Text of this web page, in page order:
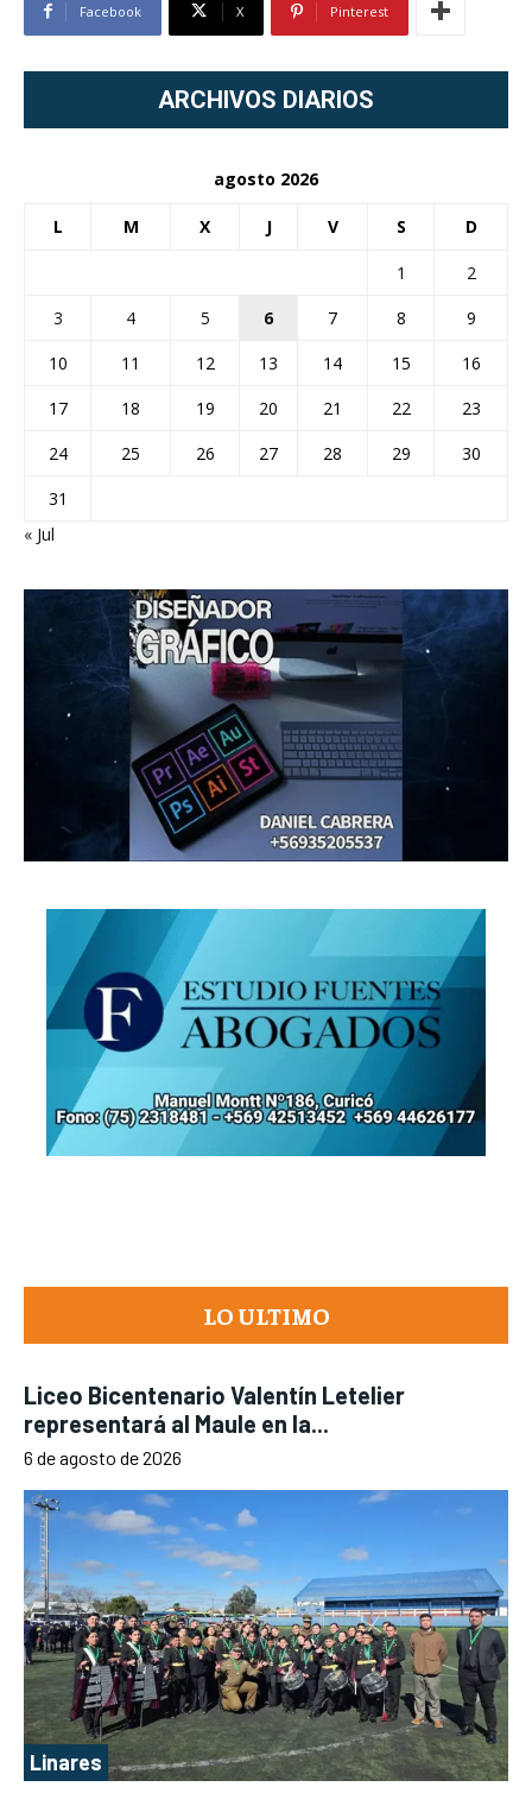
Facebook X Pinterest
ARCHIVOS DIARIOS
agosto 2026
L M X J V S D
1
2
3
4 5 6 7 8
9
10
11 12 13 14 15
16
17
18 19 20 21 22
23
24
25 26 27 28 29
30
31
« Jul
LO ULTIMO
Liceo Bicentenario Valentín Letelier
representará al Maule en la...
6 de agosto de 2026
Linares